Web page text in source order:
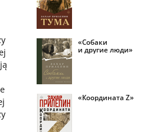
«Собаки
и другие люди»
«Координата Z»